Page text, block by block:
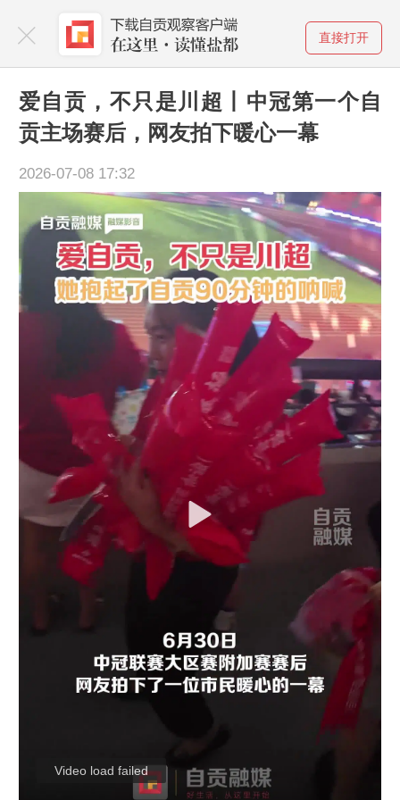
直接打开
爱自贡，不只是川超丨中冠第一个自
贡主场赛后，网友拍下暖心一幕
2026-07-08 17:32
Video load failed